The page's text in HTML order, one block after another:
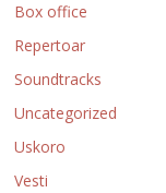
Box office
Repertoar
Soundtracks
Uncategorized
Uskoro
Vesti